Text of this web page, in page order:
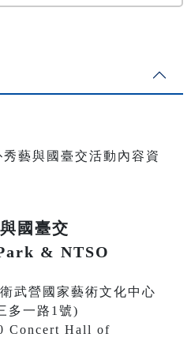
國臺交
& NTSO
武營國家藝術文化中心
多一路1號)
Concert Hall of